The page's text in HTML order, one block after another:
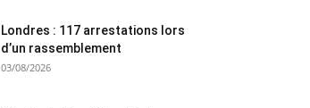
Londres : 117 arrestations lors
d’un rassemblement
03/08/2026